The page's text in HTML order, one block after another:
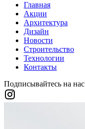
Главная
Акции
Архитектура
Дизайн
Новости
Строительство
Технологии
Контакты
Подписывайтесь на нас